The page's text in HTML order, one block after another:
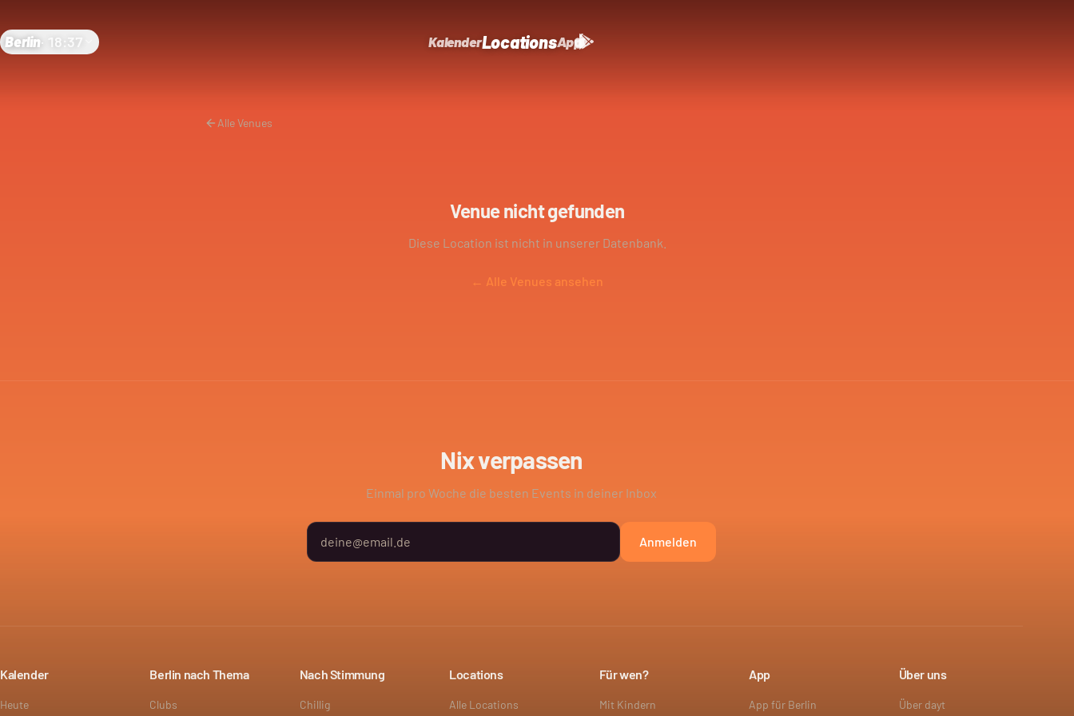
Berlin· 18:37 KalenderLocationsApp
Alle Venues
Venue nicht gefunden
Diese Location ist nicht in unserer Datenbank.
← Alle Venues ansehen
Nix verpassen
Einmal pro Woche die besten Events in deiner Inbox
Anmelden
Kalender
Heute
Berlin nach Thema
Clubs
Nach Stimmung
Chillig
Locations
Alle Locations
Für wen?
Mit Kindern
App
App für Berlin
Über uns
Über dayt